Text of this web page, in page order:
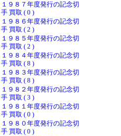
１９８７年度発行の記念切
手 買取 ( 0 )
１９８６年度発行の記念切
手 買取 ( 2 )
１９８５年度発行の記念切
手 買取 ( 2 )
１９８４年度発行の記念切
手 買取 ( 8 )
１９８３年度発行の記念切
手 買取 ( 8 )
１９８２年度発行の記念切
手 買取 ( 3 )
１９８１年度発行の記念切
手 買取 ( 0 )
１９８０年度発行の記念切
手 買取 ( 0 )